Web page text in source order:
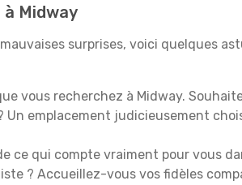
Midway
surprises, voici quelques
vous recherchez à Midway.
emplacement judicieusement
ce qui compte vraiment pour vous
? Accueillez-vous vos fidèles